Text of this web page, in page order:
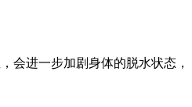
会进一步加剧身体的脱水状态，